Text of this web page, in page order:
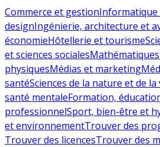
Commerce et gestionInformatique
designIngénierie, architecture et
économieHôtellerie et tourisme
et sciences sociales
physiquesMédias et marketing
santéSciences de la nature et de la
santé mentaleFormation,
professionnelSport, bien-être et
et environnementTrouver des
Trouver des licencesTrouver des